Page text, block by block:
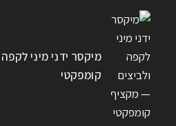
מיקסר ידני מיני
קומפקטי